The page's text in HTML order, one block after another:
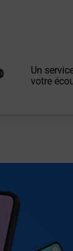
Un
votre